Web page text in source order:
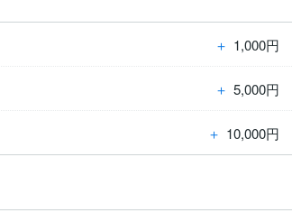
＋ 1,000円
＋ 5,000円
＋ 10,000円